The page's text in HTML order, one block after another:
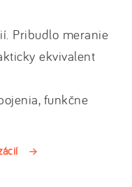
Pribudlo meranie
ekvivalent
funkčne